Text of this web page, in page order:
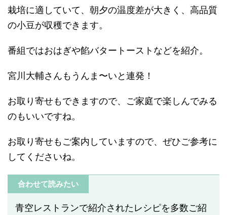
栽培に適していて、朝夕の温度差が大きく、高品質
の小豆が収穫できます。
番組ではおはぎや餡バタートーストなどを紹介。
宮川大輔さんもうんま〜いと連発！
お取り寄せもできますので、ご家庭で楽しんでみる
のもいいですね。
お取り寄せもご案内していますので、ぜひご参考に
してくださいね。
合わせて読みたい
青空レストランで紹介されたレシピを多数ご紹